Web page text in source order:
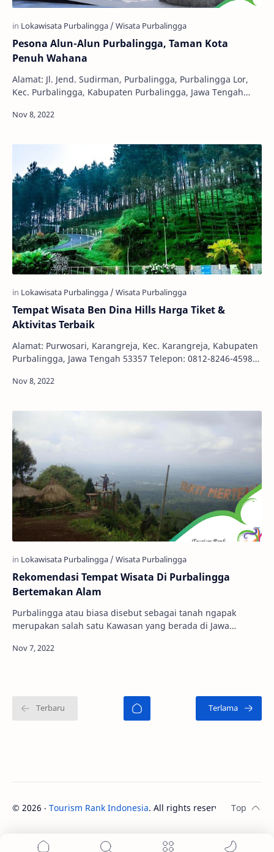
Pesona Alun-Alun Purbalingga, Taman Kota
Penuh Wahana
Alamat: Jl. Jend. Sudirman, Purbalingga, Purbalingga Lor,
Kec. Purbalingga, Kabupaten Purbalingga, Jawa Tengah
Tempat Wisata Ben Dina Hills Harga Tiket &
Aktivitas Terbaik
Alamat: Purwosari, Karangreja, Kec. Karangreja, Kabupaten
Purbalingga, Jawa Tengah 53357 Telepon: 0812-8246-4598
Rekomendasi Tempat Wisata Di Purbalingga
Bertemakan Alam
Purbalingga atau biasa disebut sebagai tanah ngapak
merupakan salah satu Kawasan yang berada di Jawa
© 2026 ‧ Tourism Rank Indonesia. All rights reserved.